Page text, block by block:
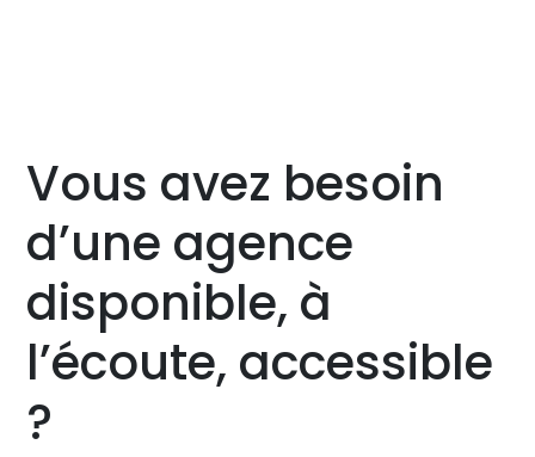
Vous avez besoin
d’une agence
disponible, à
l’écoute, accessible
?